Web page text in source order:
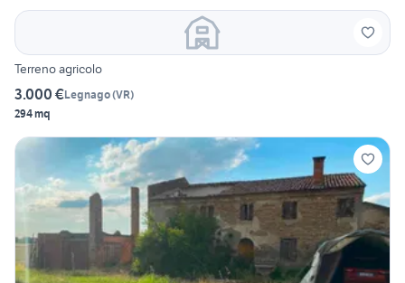
Terreno agricolo
3.000 €Legnago(VR)
294 mq